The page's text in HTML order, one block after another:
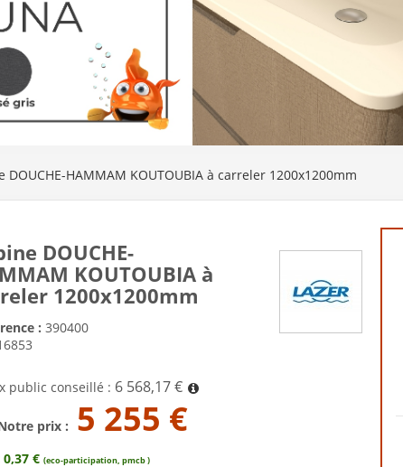
DOUCHE-HAMMAM KOUTOUBIA à carreler 1200x1200mm
DOUCHE-
KOUTOUBIA à
1200x1200mm
: 390400
public conseillé : 6 568,17 €
prix : 5 255 €
€ (eco-participation, pmcb )